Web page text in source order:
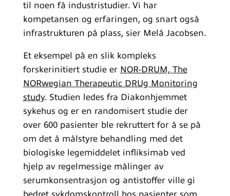
til noen få industristudier. Vi har
kompetansen og erfaringen, og snart også
infrastrukturen på plass, sier Melå Jacobsen.
Et eksempel på en slik kompleks
forskerinitiert studie er NOR-DRUM, The
NORwegian Therapeutic DRUg Monitoring
study. Studien ledes fra Diakonhjemmet
sykehus og er en randomisert studie der
over 600 pasienter ble rekruttert for å se på
om det å målstyre behandling med det
biologiske legemiddelet infliksimab ved
hjelp av regelmessige målinger av
serumkonsentrasjon og antistoffer ville gi